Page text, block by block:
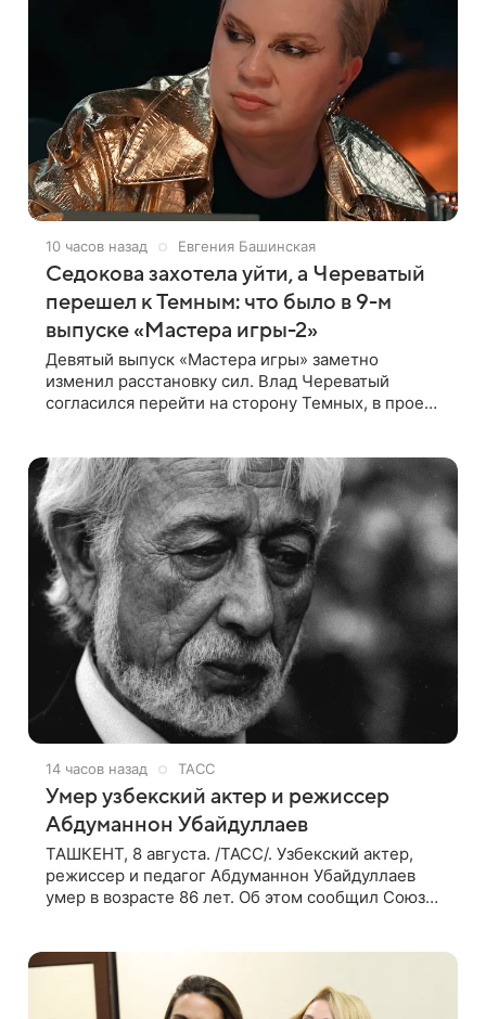
10 часов назад Евгения Башинская
Седокова захотела уйти, а Череватый
перешел к Темным: что было в 9-м
выпуске «Мастера игры-2»
Девятый выпуск «Мастера игры» заметно
изменил расстановку сил. Влад Череватый
согласился перейти на сторону Темных, в проект
14 часов назад ТАСС
Умер узбекский актер и режиссер
Абдуманнон Убайдуллаев
ТАШКЕНТ, 8 августа. /ТАСС/. Узбекский актер,
режиссер и педагог Абдуманнон Убайдуллаев
умер в возрасте 86 лет. Об этом сообщил Союз